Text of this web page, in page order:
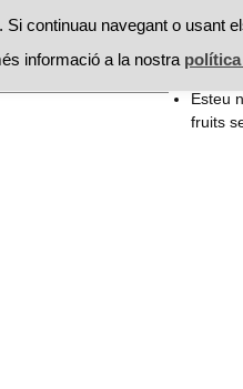
MOSSEGADES
Search
for:
Esteu
fruits
continuau navegant o usant
informació a la nostra